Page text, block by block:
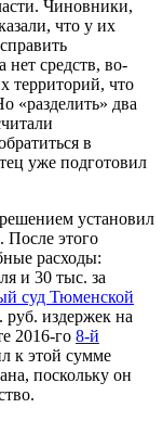
Чиновники,
что у их
средств, во-
территорий, что
«разделить» два
в
уже подготовил
установил
После этого
расходы:
и 30 тыс. за
суд Тюменской
руб. издержек на
2016-го 8-й
к этой сумме
поскольку он